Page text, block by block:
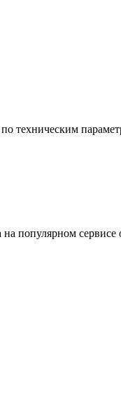
техническим
популярном